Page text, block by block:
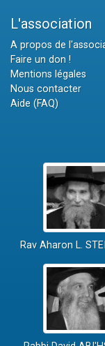
L'association
A propos de
Faire un don !
Mentions légales
Nous contacter
Aide (FAQ)
Rav Aharon L.